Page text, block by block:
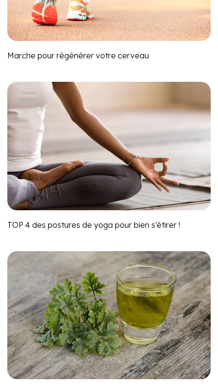
Marche pour régénérer votre cerveau
TOP 4 des postures de yoga pour bien s’étirer !